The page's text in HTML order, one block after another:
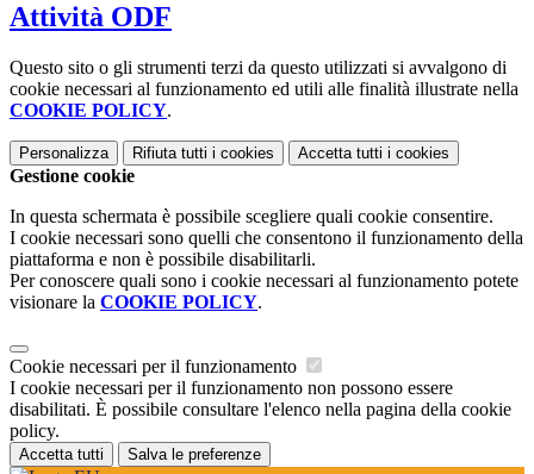
Attività ODF
Questo sito o gli strumenti terzi da questo utilizzati si avvalgono di
cookie necessari al funzionamento ed utili alle finalità illustrate nella
COOKIE POLICY.
Personalizza Rifiuta tutti i cookies Accetta tutti i cookies
Gestione cookie
In questa schermata è possibile scegliere quali cookie consentire.
I cookie necessari sono quelli che consentono il funzionamento della
piattaforma e non è possibile disabilitarli.
Per conoscere quali sono i cookie necessari al funzionamento potete
visionare la COOKIE POLICY.
Cookie necessari per il funzionamento
I cookie necessari per il funzionamento non possono essere
disabilitati. È possibile consultare l'elenco nella pagina della cookie
policy.
Accetta tutti Salva le preferenze